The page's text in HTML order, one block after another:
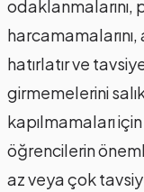
odaklanmalarını,
hatırlatır ve
girmemelerini
kapılmamaları
öğrencilerin
az veya çok